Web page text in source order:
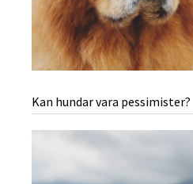
Kan hundar vara pessimister?